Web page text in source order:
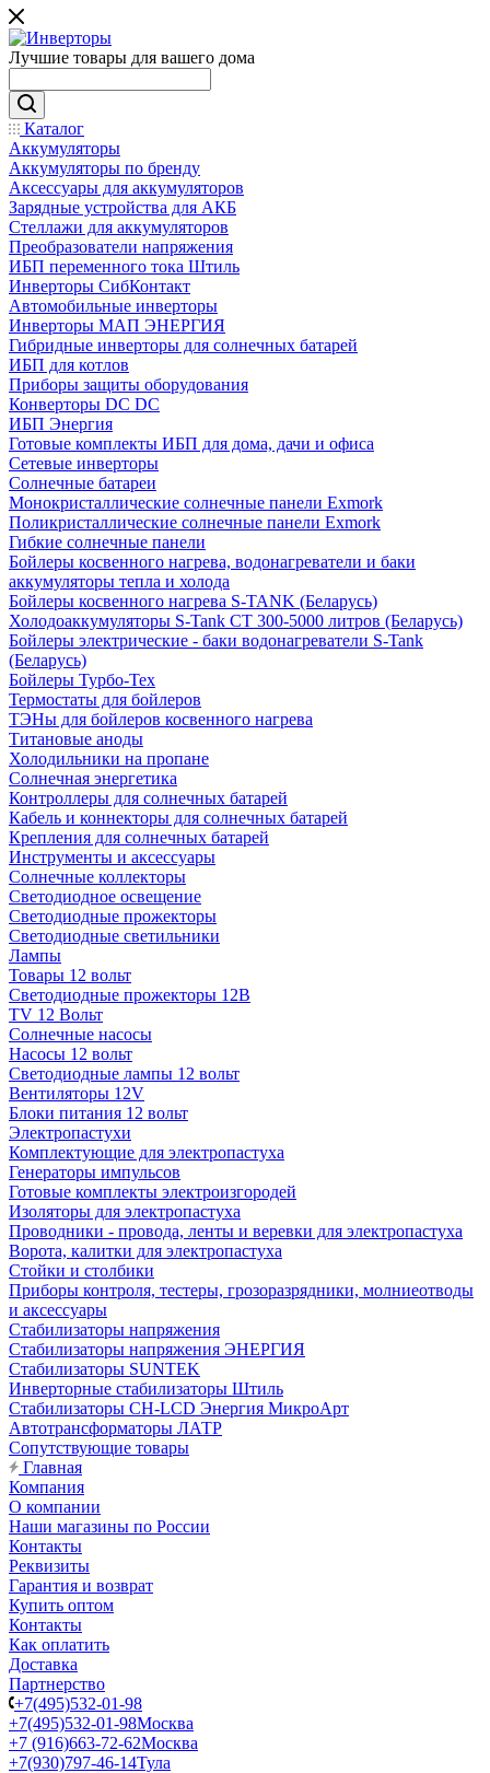
Лучшие товары для вашего дома
Каталог
Аккумуляторы
Аккумуляторы по бренду
Аксессуары для аккумуляторов
Зарядные устройства для АКБ
Стеллажи для аккумуляторов
Преобразователи напряжения
ИБП переменного тока Штиль
Инверторы СибКонтакт
Автомобильные инверторы
Инверторы МАП ЭНЕРГИЯ
Гибридные инверторы для солнечных батарей
ИБП для котлов
Приборы защиты оборудования
Конверторы DC DC
ИБП Энергия
Готовые комплекты ИБП для дома, дачи и офиса
Сетевые инверторы
Солнечные батареи
Монокристаллические солнечные панели Exmork
Поликристаллические солнечные панели Exmork
Гибкие солнечные панели
Бойлеры косвенного нагрева, водонагреватели и баки
аккумуляторы тепла и холода
Бойлеры косвенного нагрева S-TANK (Беларусь)
Холодоаккумуляторы S-Tank СТ 300-5000 литров (Беларусь)
Бойлеры электрические - баки водонагреватели S-Tank
(Беларусь)
Бойлеры Турбо-Тех
Термостаты для бойлеров
ТЭНы для бойлеров косвенного нагрева
Титановые аноды
Холодильники на пропане
Солнечная энергетика
Контроллеры для солнечных батарей
Кабель и коннекторы для солнечных батарей
Крепления для солнечных батарей
Инструменты и аксессуары
Солнечные коллекторы
Светодиодное освещение
Светодиодные прожекторы
Светодиодные светильники
Лампы
Товары 12 вольт
Светодиодные прожекторы 12В
TV 12 Вольт
Солнечные насосы
Насосы 12 вольт
Светодиодные лампы 12 вольт
Вентиляторы 12V
Блоки питания 12 вольт
Электропастухи
Комплектующие для электропастуха
Генераторы импульсов
Готовые комплекты электроизгородей
Изоляторы для электропастуха
Проводники - провода, ленты и веревки для электропастуха
Ворота, калитки для электропастуха
Стойки и столбики
Приборы контроля, тестеры, грозоразрядники, молниеотводы
и аксессуары
Стабилизаторы напряжения
Стабилизаторы напряжения ЭНЕРГИЯ
Стабилизаторы SUNTEK
Инверторные стабилизаторы Штиль
Стабилизаторы СН-LCD Энepгия МикроАрт
Автотрансформаторы ЛАТР
Сопутствующие товары
Главная
Компания
О компании
Наши магазины по России
Контакты
Реквизиты
Гарантия и возврат
Купить оптом
Контакты
Как оплатить
Доставка
Партнерство
+7(495)532-01-98
+7(495)532-01-98Москва
+7 (916)663-72-62Москва
+7(930)797-46-14Тула